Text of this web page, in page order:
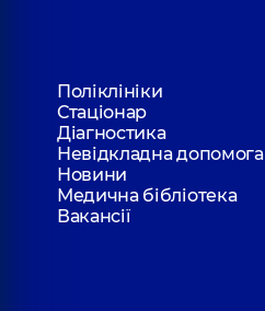
Поліклініки
Стаціонар
Діагностика
Невідкладна допомога
Новини
Медична бібліотека
Вакансії